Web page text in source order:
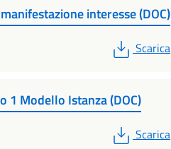
interesse (DOC)
PDF
Scarica
1 Modello Istanza (DOC)
PDF
Scarica